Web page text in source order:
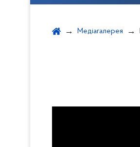
Медіагалерея